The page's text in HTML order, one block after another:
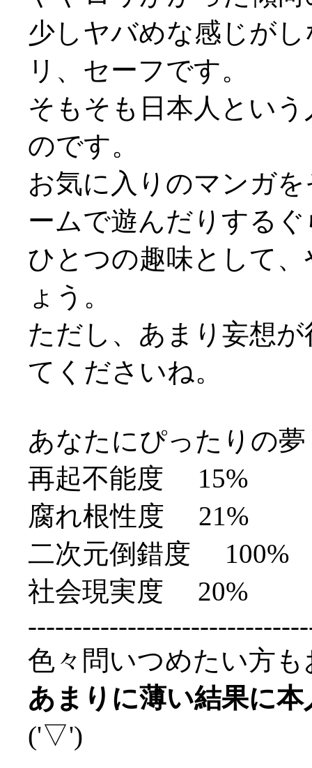
少しヤバめな感じが
リ、セーフです。
そもそも日本人とい
のです。
お気に入りのマンガ
ームで遊んだりする
ひとつの趣味として
ょう。
ただし、あまり妄想
てくださいね。
あなたにぴったりの
再起不能度 15%
腐れ根性度 21%
二次元倒錯度 100%
社会現実度 20%
色々問いつめたい方
あまりに薄い結果に
('▽')